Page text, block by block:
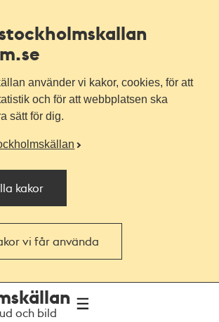
använder vi kakor, cookies, för att
och för att webbplatsen ska
sätt för dig.
kakor
vi får använda
och bild